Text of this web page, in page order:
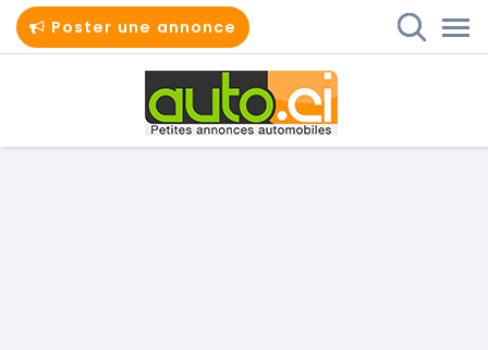
Poster une annonce